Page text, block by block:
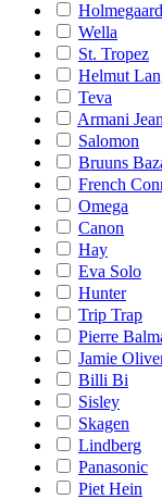
Holmegaard
Wella
St. Tropez
Helmut
Teva
Armani
Salomon
Bruuns
French
Omega
Canon
Hay
Eva Solo
Hunter
Trip Trap
Pierre
Jamie
Billi Bi
Sisley
Skagen
Lindberg
Panasonic
Piet Hein